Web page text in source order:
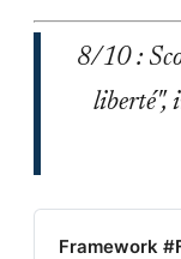
8/10 :
liberté",
Framework